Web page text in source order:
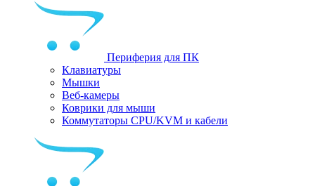
Периферия для ПК
Клавиатуры
Мышки
Веб-камеры
Коврики для мыши
Коммутаторы CPU/KVM и кабели